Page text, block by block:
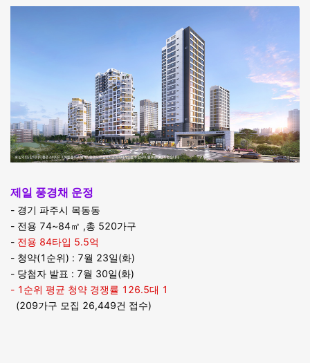
제일 풍경채 운정
- 경기 파주시 목동동
- 전용 74~84㎡ ,총 520가구
- 전용 84타입 5.5억
- 청약(1순위) : 7월 23일(화)
- 당첨자 발표 : 7월 30일(화)
- 1순위 평균 청약 경쟁률 126.5대 1
(209가구 모집 26,449건 접수)